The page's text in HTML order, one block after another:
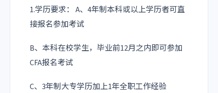
1.学历要求： A、4年制本科或以上学历者可直
接报名参加考试
B、本科在校学生，毕业前12月之内即可参加
CFA报名考试
C、3年制大专学历加上1年全职工作经验